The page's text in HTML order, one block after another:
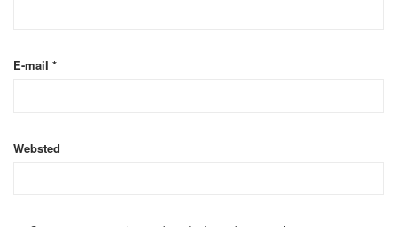
E-mail *
Websted